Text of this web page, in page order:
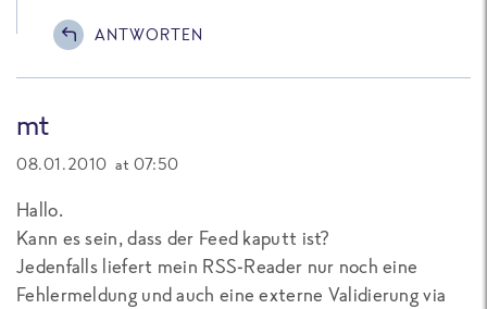
ANTWORTEN
mt
08.01.2010 at 07:50
Hallo.
Kann es sein, dass der Feed kaputt ist?
Jedenfalls liefert mein RSS-Reader nur noch eine
Fehlermeldung und auch eine externe Validierung via